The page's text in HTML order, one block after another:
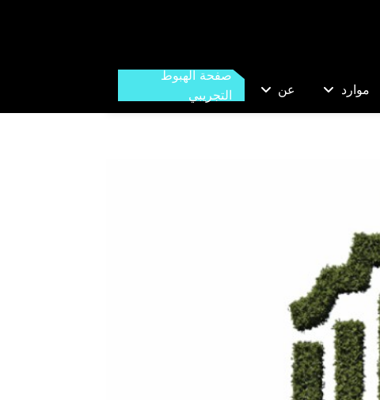
موارد عن
صفحة الهبوط
التجريبي